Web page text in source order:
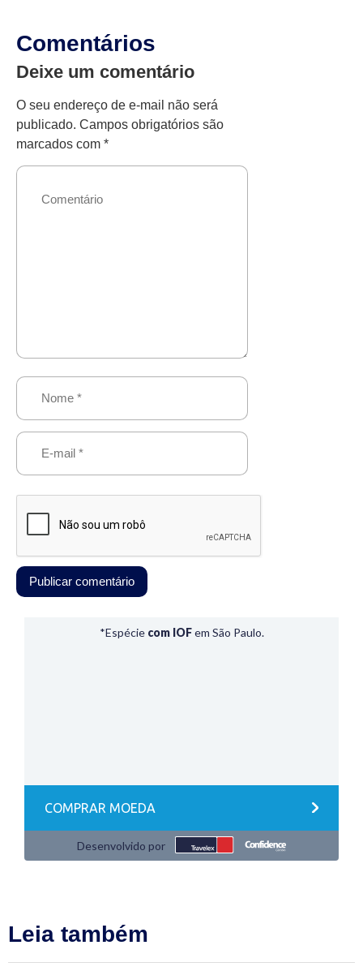
Comentários
Deixe um comentário
O seu endereço de e-mail não será
publicado. Campos obrigatórios são
marcados com *
Leia também